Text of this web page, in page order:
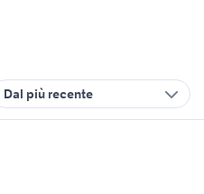
Dal più recente